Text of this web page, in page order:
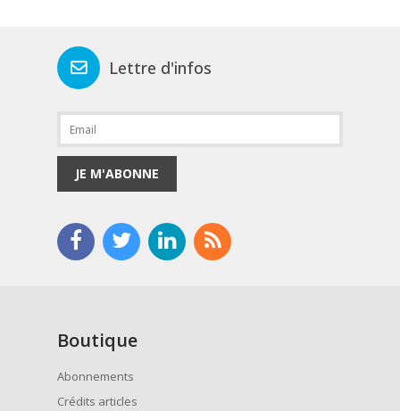
Lettre d'infos
JE M'ABONNE
Boutique
Abonnements
Crédits articles